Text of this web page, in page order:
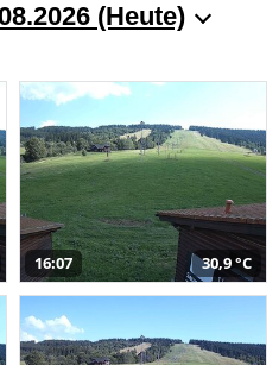
(Heute)
16:07 30,9 °C